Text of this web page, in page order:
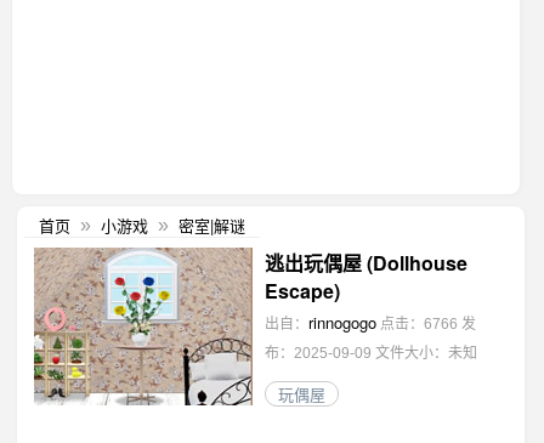
首页 » 小游戏 » 密室|解谜
逃出玩偶屋 (Dollhouse
Escape)
出自： rinnogogo 点击：6766 发
布：2025-09-09 文件大小：未知
玩偶屋